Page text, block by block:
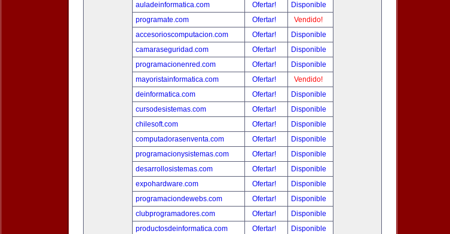
auladeinformatica.com
Ofertar!
Disponible
programate.com
Ofertar!
Vendido!
accesorioscomputacion.com
Ofertar!
Disponible
camaraseguridad.com
Ofertar!
Disponible
programacionenred.com
Ofertar!
Disponible
mayoristainformatica.com
Ofertar!
Vendido!
deinformatica.com
Ofertar!
Disponible
cursodesistemas.com
Ofertar!
Disponible
chilesoft.com
Ofertar!
Disponible
computadorasenventa.com
Ofertar!
Disponible
programacionysistemas.com
Ofertar!
Disponible
desarrollosistemas.com
Ofertar!
Disponible
expohardware.com
Ofertar!
Disponible
programaciondewebs.com
Ofertar!
Disponible
clubprogramadores.com
Ofertar!
Disponible
productosdeinformatica.com
Ofertar!
Disponible